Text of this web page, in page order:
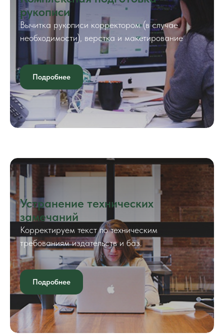
рукописи
Вычитка рукописи корректором (в случае
необходимости), верстка и макетирование
Подробнее
Устранение технических
замечаний
Корректируем текст по техническим
требованиям издательств и баз.
Подробнее